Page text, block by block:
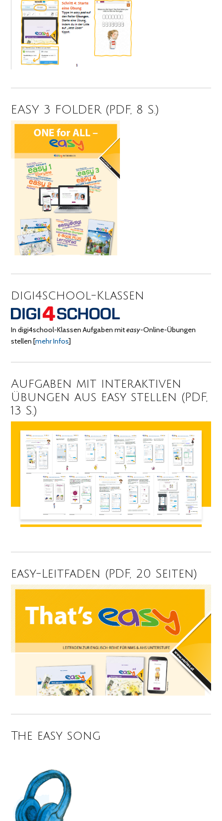
EASY 3 FOLDER (PDF, 8 S.)
digi4school-Klassen
In digi4school-Klassen Aufgaben miteasy-Online-Übungen
stellen [mehr Infos]
Aufgaben mit interaktiven
Übungen aus easy stellen (PDF,
13 S.)
easy-Leitfaden (PDF, 20 Seiten)
The easy song